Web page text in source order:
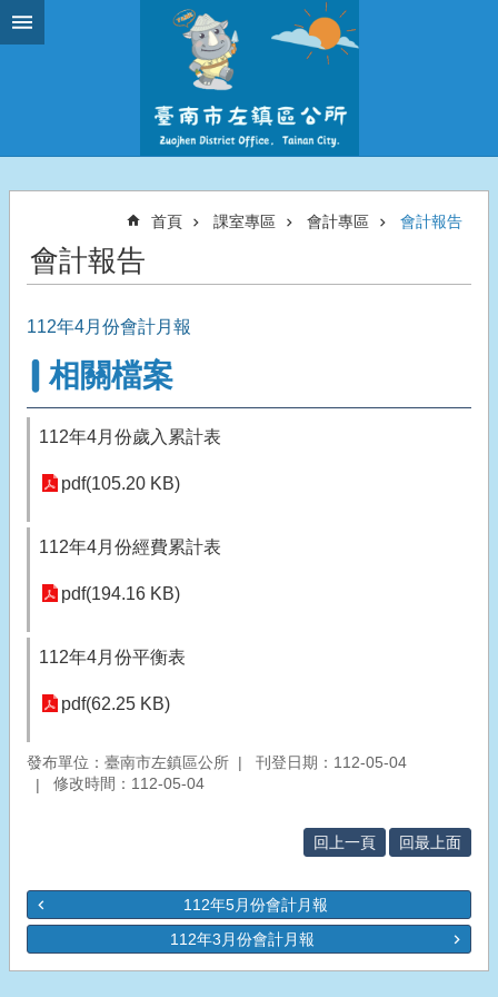
跳到主要內容區塊
首頁 課室專區 會計專區 會計報告
會計報告
112年4月份會計月報
相關檔案
112年4月份歲入累計表
pdf(105.20 KB)
112年4月份經費累計表
pdf(194.16 KB)
112年4月份平衡表
pdf(62.25 KB)
發布單位：臺南市左鎮區公所
刊登日期：112-05-04
修改時間：112-05-04
回上一頁 回最上面
112年5月份會計月報
112年3月份會計月報